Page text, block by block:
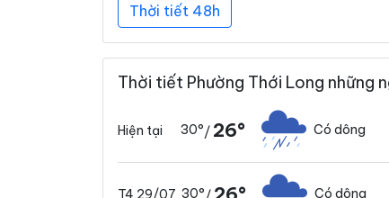
Thời tiết 48h
Thời tiết Phường Thới Long những
Hiện tại 30°/ 26° Có dông
T4 29/07 30° Có dông